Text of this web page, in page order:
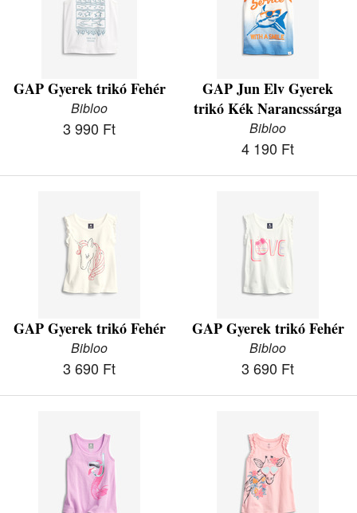
GAP Gyerek trikó Fehér
Bibloo
3 990 Ft
GAP Jun Elv Gyerek
trikó Kék Narancssárga
Bibloo
4 190 Ft
GAP Gyerek trikó Fehér
Bibloo
3 690 Ft
GAP Gyerek trikó Fehér
Bibloo
3 690 Ft